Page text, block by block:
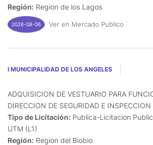
Región: Region de los Lagos
2026-08-06 Ver en Mercado Publico
I MUNICIPALIDAD DE LOS ANGELES
ADQUISICION DE VESTUARIO PARA
DIRECCION DE SEGURIDAD E
Tipo de Licitación: Publica-Licitacion
UTM (L1)
Región: Region del Biobio